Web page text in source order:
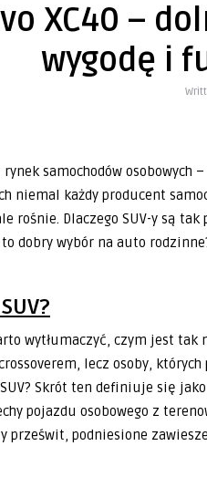
XC40 –
wygodę i
niemal każdy producent
rośnie. Dlaczego SUV-y są
to dobry wybór na auto
wytłumaczyć, czym jest tak
lecz osoby,
Skrót ten definiuje się
pojazdu osobowego z
prześwit, podniesione